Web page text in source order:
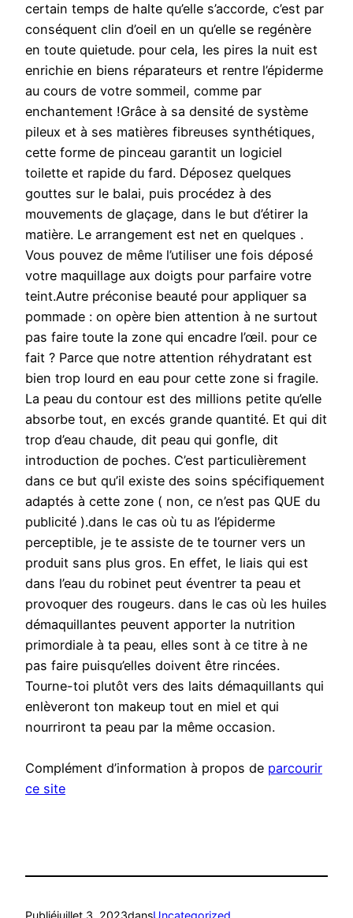
certain temps de halte qu’elle s’accorde, c’est par
conséquent clin d’oeil en un qu’elle se regénère
en toute quietude. pour cela, les pires la nuit est
enrichie en biens réparateurs et rentre l’épiderme
au cours de votre sommeil, comme par
enchantement !Grâce à sa densité de système
pileux et à ses matières fibreuses synthétiques,
cette forme de pinceau garantit un logiciel
toilette et rapide du fard. Déposez quelques
gouttes sur le balai, puis procédez à des
mouvements de glaçage, dans le but d’étirer la
matière. Le arrangement est net en quelques .
Vous pouvez de même l’utiliser une fois déposé
votre maquillage aux doigts pour parfaire votre
teint.Autre préconise beauté pour appliquer sa
pommade : on opère bien attention à ne surtout
pas faire toute la zone qui encadre l’œil. pour ce
fait ? Parce que notre attention réhydratant est
bien trop lourd en eau pour cette zone si fragile.
La peau du contour est des millions petite qu’elle
absorbe tout, en excés grande quantité. Et qui dit
trop d’eau chaude, dit peau qui gonfle, dit
introduction de poches. C’est particulièrement
dans ce but qu’il existe des soins spécifiquement
adaptés à cette zone ( non, ce n’est pas QUE du
publicité ).dans le cas où tu as l’épiderme
perceptible, je te assiste de te tourner vers un
produit sans plus gros. En effet, le liais qui est
dans l’eau du robinet peut éventrer ta peau et
provoquer des rougeurs. dans le cas où les huiles
démaquillantes peuvent apporter la nutrition
primordiale à ta peau, elles sont à ce titre à ne
pas faire puisqu’elles doivent être rincées.
Tourne-toi plutôt vers des laits démaquillants qui
enlèveront ton makeup tout en miel et qui
nourriront ta peau par la même occasion.
Complément d’information à propos de parcourir
ce site
Publiéjuillet 3, 2023dansUncategorized